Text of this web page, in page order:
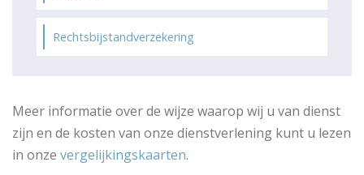
Rechtsbijstandverzekering
Meer informatie over de wijze waarop wij u van dienst
zijn en de kosten van onze dienstverlening kunt u lezen
in onze vergelijkingskaarten.